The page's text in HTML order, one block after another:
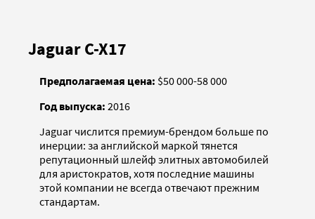
Jaguar C-X17
Предполагаемая цена: $50 000-58 000
Год выпуска: 2016
Jaguar числится премиум-брендом больше по
инерции: за английской маркой тянется
репутационный шлейф элитных автомобилей
для аристократов, хотя последние машины
этой компании не всегда отвечают прежним
стандартам.